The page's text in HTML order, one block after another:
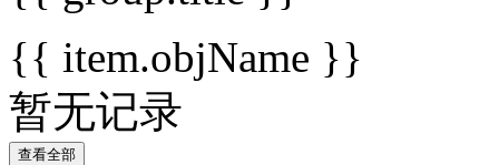
{{ item.objName }}
暂无记录
查看全部